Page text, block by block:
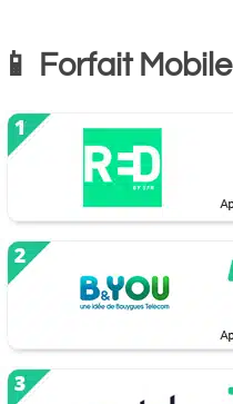
📱 Forfait Mobile